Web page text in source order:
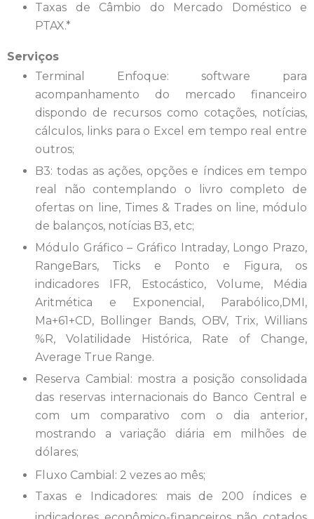
Taxas de Câmbio do Mercado Doméstico e
PTAX.*
Serviços
Terminal Enfoque: software para
acompanhamento do mercado financeiro
dispondo de recursos como cotações, notícias,
cálculos, links para o Excel em tempo real entre
outros;
B3: todas as ações, opções e índices em tempo
real não contemplando o livro completo de
ofertas on line, Times & Trades on line, módulo
de balanços, notícias B3, etc;
Módulo Gráfico – Gráfico Intraday, Longo Prazo,
RangeBars, Ticks e Ponto e Figura, os
indicadores IFR, Estocástico, Volume, Média
Aritmética e Exponencial, Parabólico,DMI,
Ma+61+CD, Bollinger Bands, OBV, Trix, Willians
%R, Volatilidade Histórica, Rate of Change,
Average True Range.
Reserva Cambial: mostra a posição consolidada
das reservas internacionais do Banco Central e
com um comparativo com o dia anterior,
mostrando a variação diária em milhões de
dólares;
Fluxo Cambial: 2 vezes ao mês;
Taxas e Indicadores: mais de 200 índices e